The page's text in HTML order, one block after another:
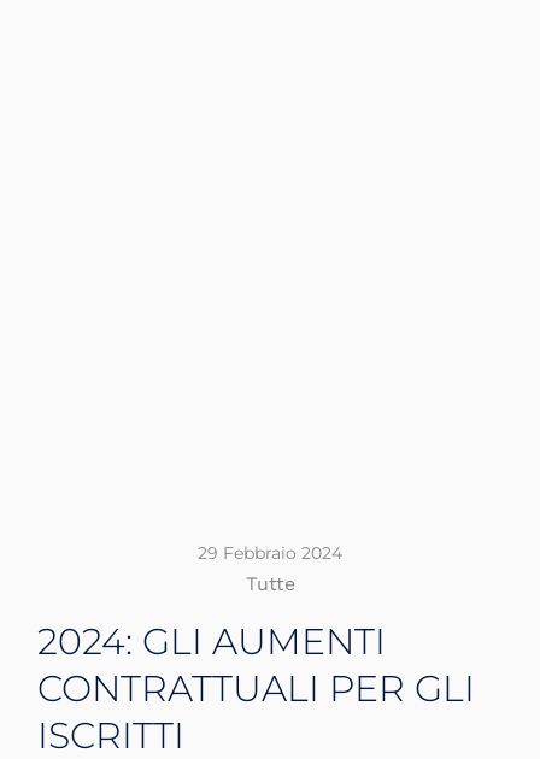
29 Febbraio 2024
Tutte
2024: GLI AUMENTI
CONTRATTUALI PER GLI
ISCRITTI